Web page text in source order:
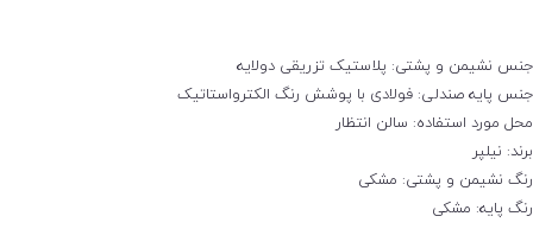
جنس نشیمن و پشتی: پلاستیک تزریقی دولایه
جنس پایه صندلی: فولادی با پوشش رنگ الکترواستاتیک
محل مورد استفاده: سالن انتظار
برند: نیلپر
رنگ نشیمن و پشتی: مشکی
رنگ پایه: مشکی